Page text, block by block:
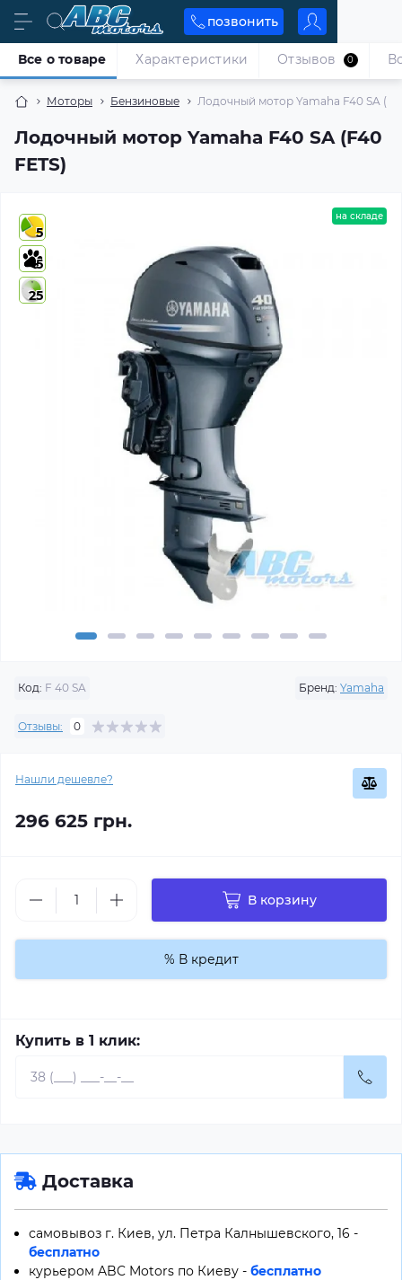
позвонить
Моторы Бензиновые Лодочный мотор Yamaha F40 SA
Лодочный мотор Yamaha F40 SA (F40
FETS)
Все о товаре Характеристики Отзывов 0
5
5
25
на складе
Код: F 40 SA Бренд: Yamaha
Отзывы: 0
Нашли дешевле?
296 625 грн.
В корзину
% В кредит
Купить в 1 клик:
Доставка
самовывоз г. Киев, ул. Петра Калнышевского, 16 -
бесплатно
курьером ABC Motors по Киеву - бесплатно